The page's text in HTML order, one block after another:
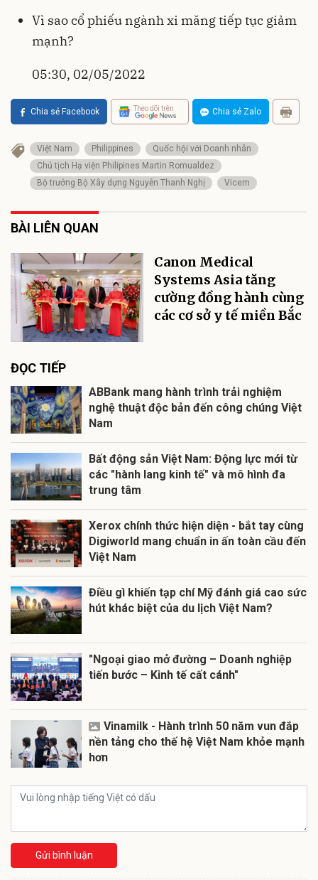
Vì sao cổ phiếu ngành xi măng tiếp tục giảm
mạnh?
05:30, 02/05/2022
Chia sẻ Facebook Theo dõi trên Chia sẻ Zalo
Việt Nam Philippines
Quốc hội với Doanh nhân
Chủ tịch Hạ viện Philipines Martin Romualdez
Bộ trưởng Bộ Xây dựng Nguyễn Thanh Nghị
Vicem
BÀI LIÊN QUAN
Canon Medical
Systems Asia tăng
cường đồng hành cùng
các cơ sở y tế miền Bắc
ĐỌC TIẾP
ABBank mang hành trình trải nghiệm
nghệ thuật độc bản đến công chúng Việt
Nam
Bất động sản Việt Nam: Động lực mới từ
các "hành lang kinh tế" và mô hình đa
trung tâm
Xerox chính thức hiện diện - bắt tay cùng
Digiworld mang chuẩn in ấn toàn cầu đến
Việt Nam
Điều gì khiến tạp chí Mỹ đánh giá cao sức
hút khác biệt của du lịch Việt Nam?
"Ngoại giao mở đường – Doanh nghiệp
tiến bước – Kinh tế cất cánh"
Vinamilk - Hành trình 50 năm vun đắp
nền tảng cho thế hệ Việt Nam khỏe mạnh
hơn
Gửi bình luận